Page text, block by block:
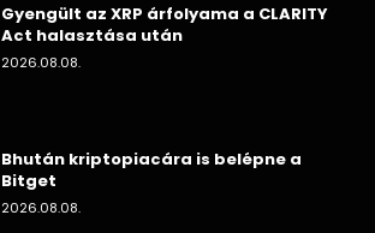
Gyengült az XRP árfolyama a CLARITY
Act halasztása után
2026.08.08.
Bhután kriptopiacára is belépne a
Bitget
2026.08.08.